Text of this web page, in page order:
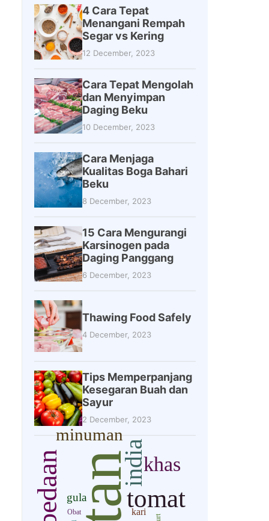
4 Cara Tepat
Menangani Rempah
Segar vs Kering
12 December, 2023
Cara Tepat Mengolah
dan Menyimpan
Daging Beku
10 December, 2023
Cara Menjaga
Kualitas Boga Bahari
Beku
8 December, 2023
15 Cara Mengurangi
Karsinogen pada
Daging Panggang
6 December, 2023
Thawing Food Safely
4 December, 2023
Tips Memperpanjang
Kesegaran Buah dan
Sayur
2 December, 2023